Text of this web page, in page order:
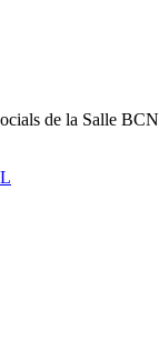
de la Salle BCN